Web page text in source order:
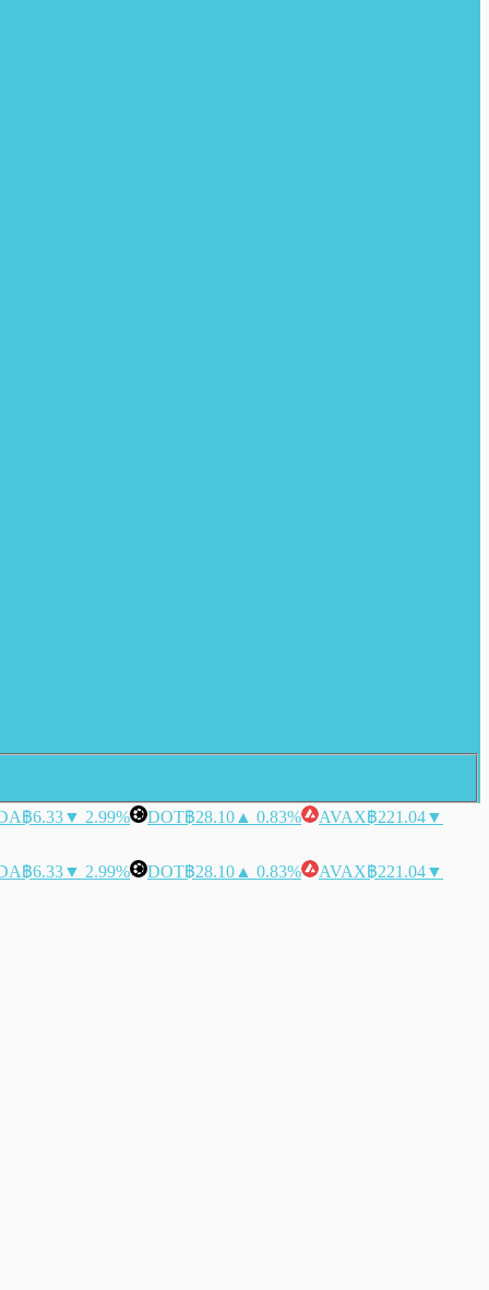
฿6.33▼ 2.99% DOT฿28.10 ▲ 0.83% AVAX฿221.04▼
฿6.33▼ 2.99% DOT฿28.10 ▲ 0.83% AVAX฿221.04▼